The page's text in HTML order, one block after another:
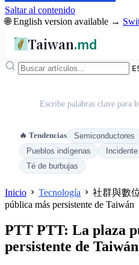
Saltar al contenido
🌐 English version available →
Taiwan.md
Escribe palabras clave para
🔥 Tendencias Semiconductores
Pueblos indígenas
Té de burbujas
Inicio Tecnología 社群與數
pública más persistente de Taiwán
PTT PTT: La plaza
persistente de Taiwán